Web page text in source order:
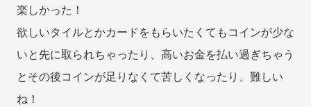
楽しかった！
欲しいタイルとかカードをもらいたくてもコインが少な
いと先に取られちゃったり、高いお金を払い過ぎちゃう
とその後コインが足りなくて苦しくなったり、難しい
ね！